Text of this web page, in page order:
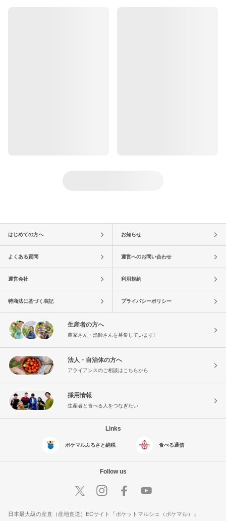
はじめての方へ お知らせ
よくある質問 運営へのお問い合わせ
運営会社 利用規約
特商法に基づく表記 プライバシーポリシー
生産者の方へ
農家さん・漁師さんを募集しています!
法人・自治体の方へ
アライアンスのご相談はこちらから
採用情報
生産者と食べる人をつなぎたい
Links
ポケマルふるさと納税 食べる通信
Follow us
日本最大級の産直（産地直送）ECサイト『ポケットマルシェ（ポケマル）』